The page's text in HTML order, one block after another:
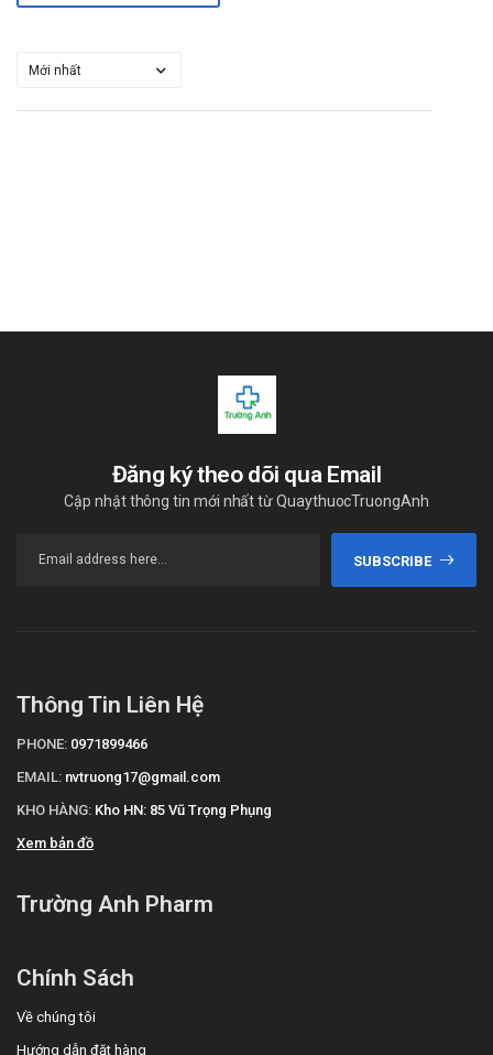
Đăng ký theo dõi qua Email
Cập nhật thông tin mới nhất từ QuaythuocTruongAnh
SUBSCRIBE
Thông Tin Liên Hệ
PHONE: 0971899466
EMAIL: nvtruong17@gmail.com
KHO HÀNG: Kho HN: 85 Vũ Trọng Phụng
Xem bản đồ
Trường Anh Pharm
Chính Sách
Về chúng tôi
Hướng dẫn đặt hàng